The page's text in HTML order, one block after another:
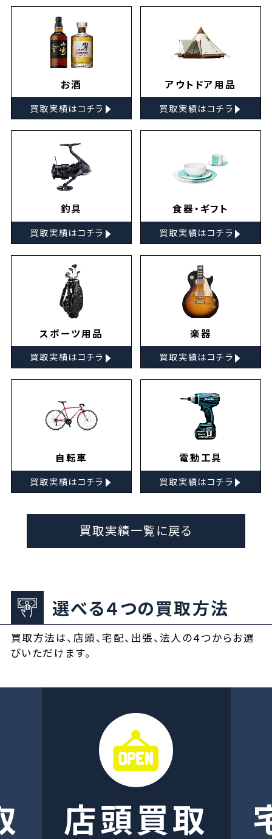
お酒
買取実績はコチラ ▸
アウトドア用品
買取実績はコチラ ▸
釣具
買取実績はコチラ ▸
食器・ギフト
買取実績はコチラ ▸
スポーツ用品
買取実績はコチラ ▸
楽器
買取実績はコチラ ▸
自転車
買取実績はコチラ ▸
電動工具
買取実績はコチラ ▸
買取実績一覧に戻る
選べる４つの買取方法
買取方法は、店頭、宅配、出張、法人の４つからお選
びいただけます。
店頭買取